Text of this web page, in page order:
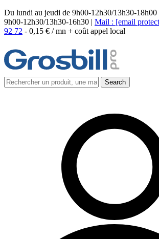
Du lundi au jeudi de 9h00-12h30/13h30-
9h00-12h30/13h30-16h30 | Mail : [email
92 72 - 0,15 € / mn + coût appel local